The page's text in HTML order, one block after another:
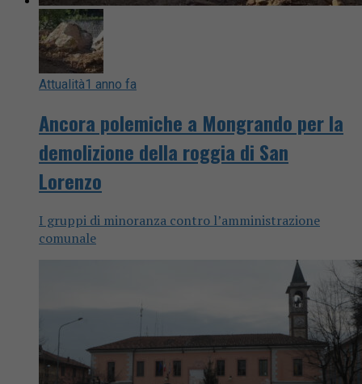
Attualità1 anno fa
Ancora polemiche a Mongrando per la
demolizione della roggia di San
Lorenzo
I gruppi di minoranza contro l’amministrazione
comunale